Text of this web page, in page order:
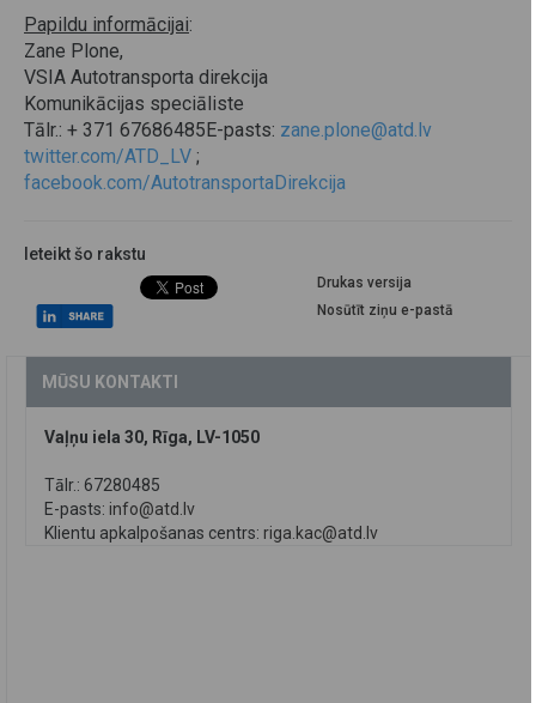
Papildu informācijai:
Zane Plone,
VSIA Autotransporta direkcija
Komunikācijas speciāliste
Tālr.: + 371 67686485E-pasts: zane.plone@atd.lv
twitter.com/ATD_LV ;
facebook.com/AutotransportaDirekcija
Ieteikt šo rakstu
Drukas versija
Nosūtīt ziņu e-pastā
MŪSU KONTAKTI
Vaļņu iela 30, Rīga, LV-1050
Tālr.: 67280485
E-pasts: info@atd.lv
Klientu apkalpošanas centrs: riga.kac@atd.lv